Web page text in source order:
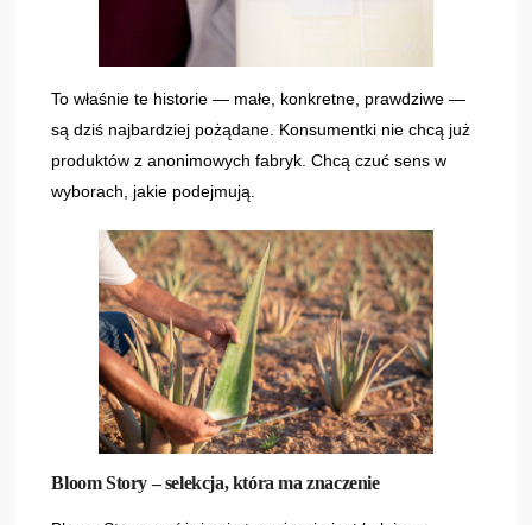
To właśnie te historie — małe, konkretne, prawdziwe —
są dziś najbardziej pożądane. Konsumentki nie chcą już
produktów z anonimowych fabryk. Chcą czuć sens w
wyborach, jakie podejmują.
Bloom Story – selekcja, która ma znaczenie